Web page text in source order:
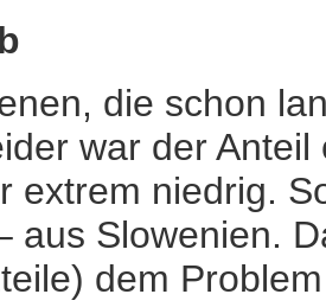
die schon
war der
extrem niedrig.
aus Slowenien.
dem